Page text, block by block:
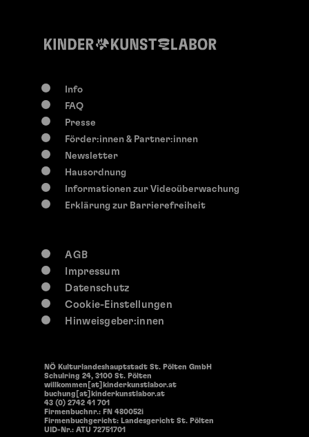
Info
FAQ
Presse
Förder:innen & Partner:innen
Newsletter
Hausordnung
Informationen zur Videoüberwachung
Erklärung zur Barrierefreiheit
NÖ Kulturlandeshauptstadt St. Pölten GmbH
Schulring 24, 3100 St. Pölten
willkommen[at]kinderkunstlabor.at
buchung[at]kinderkunstlabor.at
43 (0) 2742 41 701
Firmenbuchnr.: FN 480052i
Firmenbuchgericht: Landesgericht St. Pölten
UID-Nr.: ATU 72751701
AGB
Impressum
Datenschutz
Cookie-Einstellungen
Hinweisgeber:innen